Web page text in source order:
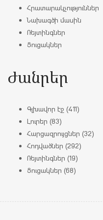
Հրատարակչություններ
Նախագծի մասին
Ռեյտինգներ
Ցուցակներ
Ժանրեր
Գլխավոր էջ (411)
Լուրեր (83)
Հարցազրույցներ (32)
Հոդվածներ (292)
Ռեյտինգներ (19)
Ցուցակներ (68)